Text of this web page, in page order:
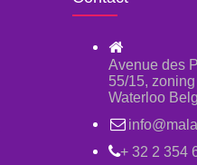
Avenue des
55/15,
Waterloo
+ 32 2 354